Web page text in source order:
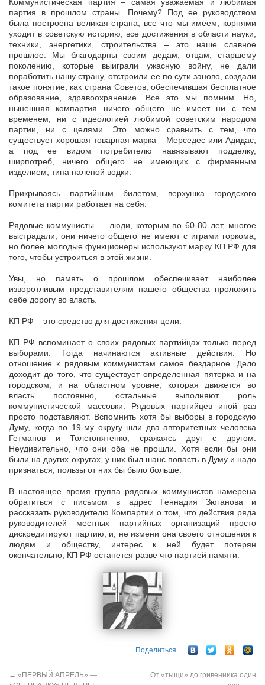
Коммунистическая партия – самая уважаемая и любимая
партия в прошлом страны. Почему? Под ее руководством
была построена великая страна, все что мы имеем, корнями
уходит в советскую историю, все достижения в области науки,
техники, энергетики, строительства – это наше славное
прошлое. Мы благодарны своим дедам, отцам, старшему
поколению, которые выиграли ужасную войну, не дали
поработить нашу страну, отстроили ее по сути заново, создали
такое понятие, как страна Советов, обеспечившая бесплатное
образование, здравоохранение. Все это мы помним. Но,
нынешняя компартия ничего общего не имеет ни с тем
временем, ни с идеологией любимой советским народом
партии, ни с целями. Это можно сравнить с тем, что
существует хорошая товарная марка – Мерседес или Адидас,
а под ее видом потребителю навязывают подделку,
ширпотреб, ничего общего не имеющих с фирменным
изделием, типа паленой водки.
Прикрываясь партийным билетом, верхушка городского
комитета партии работает на себя.
Рядовые коммунисты — люди, которым по 60-80 лет, многое
выстрадали, они ничего общего не имеют с играми горкома,
но более молодые функционеры используют марку КП РФ для
того, чтобы устроиться в этой жизни.
Увы, но память о прошлом обеспечивает наиболее
изворотливым представителям нашего общества проложить
себе дорогу во власть.
КП РФ – это средство для достижения цели.
КП РФ вспоминает о своих рядовых партийцах только перед
выборами. Тогда начинаются активные действия. Но
отношение к рядовым коммунистам самое бездарное. Дело
доходит до того, что существует определенная пятерка и на
городском, и на областном уровне, которая движется во
власть постоянно, остальные выполняют роль
коммунистической массовки. Рядовых партийцев иной раз
просто подставляют. Вспомнить хотя бы выборы в городскую
Думу, когда по 19-му округу шли два авторитетных человека
Гетманов и Толстопятенко, сражаясь друг с другом.
Неудивительно, что они оба не прошли. Хотя если бы они
были на других округах, у них был шанс попасть в Думу и надо
признаться, пользы от них бы было больше.
В настоящее время группа рядовых коммунистов намерена
обратиться с письмом в адрес Геннадия Зюганова и
рассказать руководителю Компартии о том, что действия ряда
руководителей местных партийных организаций просто
дискредитируют партию, и, не измени она своего отношения к
людям и обществу, интерес к ней будет потерян
окончательно, КП РФ останется разве что партией памяти.
Поделиться
← «ПЕРВЫЙ АПРЕЛЬ» —
От «тыщи» до гривенника один